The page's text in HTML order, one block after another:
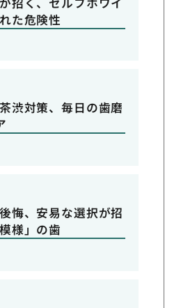
た危険性
渋対策、毎日の歯磨
悔、安易な選択が招
様」の歯